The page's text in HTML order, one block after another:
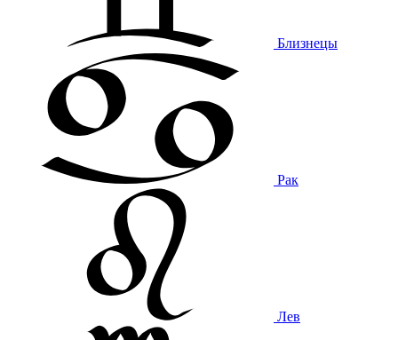
Близнецы
Рак
Лев